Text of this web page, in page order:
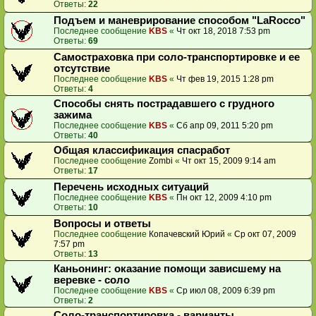
Ответы: 22
Подъем и маневрирование способом "LaRocco"
Последнее сообщение KBS « Чт окт 18, 2018 7:53 pm
Ответы: 69
Самостраховка при соло-транспортировке и ее
отсутствие
Последнее сообщение KBS « Чт фев 19, 2015 1:28 pm
Ответы: 4
Способы снять пострадавшего с грудного
зажима
Последнее сообщение KBS « Сб апр 09, 2011 5:20 pm
Ответы: 40
Общая классификация спасработ
Последнее сообщение Zombi « Чт окт 15, 2009 9:14 am
Ответы: 17
Перечень исходных ситуаций
Последнее сообщение KBS « Пн окт 12, 2009 4:10 pm
Ответы: 10
Вопросы и ответы
Последнее сообщение Копачевский Юрий « Ср окт 07, 2009
7:57 pm
Ответы: 13
Каньонинг: оказание помощи зависшему на
веревке - соло
Последнее сообщение KBS « Ср июл 08, 2009 6:39 pm
Ответы: 2